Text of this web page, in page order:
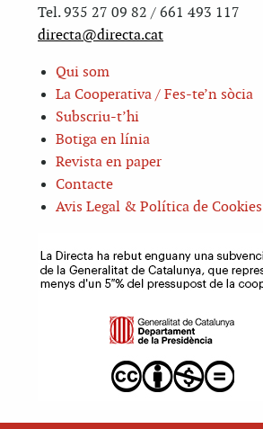
Tel. 935 27 09 82 / 661 493 117
directa@directa.cat
Qui som
La Cooperativa / Fes-te’n sòcia
Subscriu-t’hi
Botiga en línia
Revista en paper
Contacte
Avis Legal & Política de Cookies